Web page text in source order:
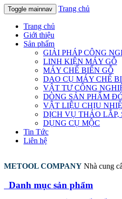
Toggle mainnav Trang chủ
Trang chủ
Giới thiệu
Sản phẩm
GIẢI PHÁP CÔNG
LINH KIỆN MÁY GỖ
MÁY CHẾ BIẾN GỖ
DAO CỤ MÁY CHẾ
VẬT TƯ CÔNG
DÒNG SẢN PHẨM
VẬT LIỆU CHỊU
DỊCH VỤ THÁO LẮP,
DỤNG CỤ MỘC
Tin Tức
Liên hệ
METOOL COMPANY Nhà cung
Danh mục sản phẩm